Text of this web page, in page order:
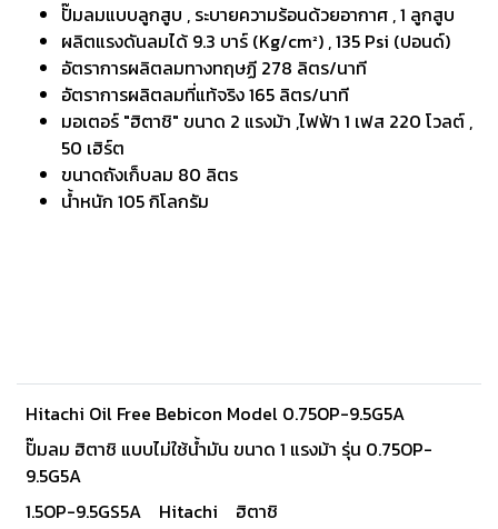
ปั๊มลมแบบลูกสูบ , ระบายความร้อนด้วยอากาศ , 1 ลูกสูบ
ผลิตแรงดันลมได้ 9.3 บาร์ (Kg/cm²) , 135 Psi (ปอนด์)
อัตราการผลิตลมทางทฤษฏี 278 ลิตร/นาที
อัตราการผลิตลมที่แท้จริง 165 ลิตร/นาที
มอเตอร์ "ฮิตาชิ" ขนาด 2 แรงม้า ,ไฟฟ้า 1 เฟส 220 โวลต์ ,
50 เฮิร์ต
ขนาดถังเก็บลม 80 ลิตร
น้ำหนัก 105 กิโลกรัม
Hitachi Oil Free Bebicon Model 0.75OP-9.5G5A
ปั๊มลม ฮิตาชิ แบบไม่ใช้น้ำมัน ขนาด 1 แรงม้า รุ่น 0.75OP-
9.5G5A
1.5OP-9.5GS5A
Hitachi ฮิตาชิ